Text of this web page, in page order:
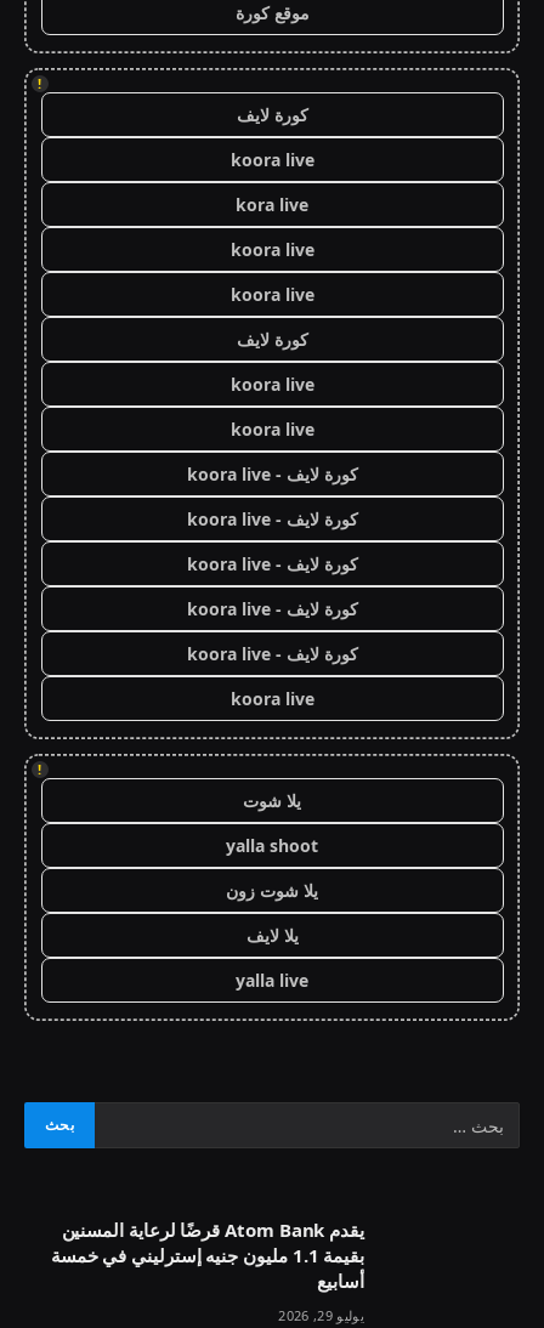
موقع كورة
!
كورة لايف
koora live
kora live
koora live
koora live
كورة لايف
koora live
koora live
كورة لايف - koora live
كورة لايف - koora live
كورة لايف - koora live
كورة لايف - koora live
كورة لايف - koora live
koora live
!
يلا شوت
yalla shoot
يلا شوت زون
يلا لايف
yalla live
يقدم Atom Bank قرضًا لرعاية المسنين
بقيمة 1.1 مليون جنيه إسترليني في خمسة
أسابيع
يوليو 29, 2026